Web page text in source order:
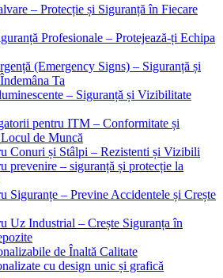
– Protecție și Siguranță în Fiecare
Profesionale – Protejează-ți Echipa
(Emergency Signs) – Siguranță și
Ta
– Siguranță și Vizibilitate
pentru ITM – Conformitate și
de Muncă
Conuri și Stâlpi – Rezistenti și Vizibili
prevenire – siguranță și protecție la
Siguranțe – Previne Accidentele și Crește
Uz Industrial – Crește Siguranța în
de Înaltă Calitate
cu design unic și grafică